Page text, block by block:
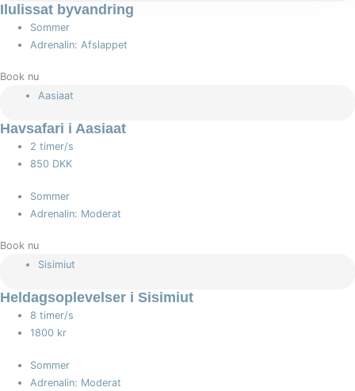
Ilulissat byvandring
Sommer
Adrenalin: Afslappet
Book nu
Aasiaat
Havsafari i Aasiaat
2 timer/s
850 DKK
Sommer
Adrenalin: Moderat
Book nu
Sisimiut
Heldagsoplevelser i Sisimiut
8 timer/s
1800 kr
Sommer
Adrenalin: Moderat